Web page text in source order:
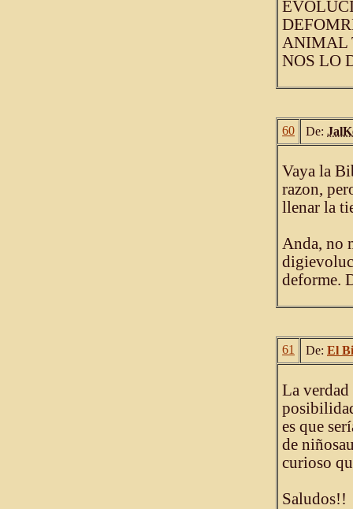
ANIMAL
NOS LO
60 De:
Vaya la
razon,
llenar la
Anda, no
deforme.
61 De: El
La verdad
es que
de
curioso
Saludos!!